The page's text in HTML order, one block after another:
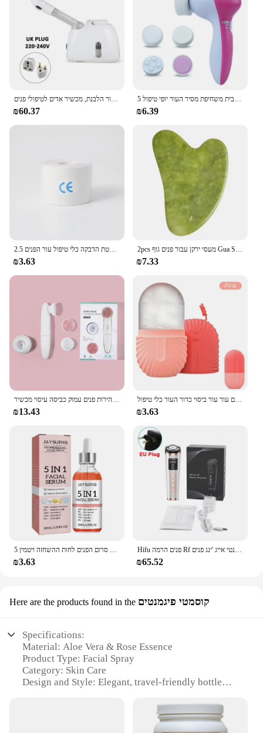
אוזון ספינת פנים חם ערפל אדים עבור פנים עמוק ניקוי מאדה מרסס סלון בית ספא טיפוח עור הלבנת, מכשיר אדים לטיפולי פנים
₪60.37
5 ב 1 פנים ניקוי פנים נקבובית ניקוי פנים מעסה חשמלית עמוק ניקוי מברשת נקבובית משחיפת מסיר העור יופי טיפול
₪6.39
₪3.63 ₪7.33
₪13.43
קוביית קרח פנים עובש סיליקון הקפאה יופי הרמת קרח כלי פנים עור עור כיסוי כדור העור כלי טיפול
₪3.63
₪3.63 ₪65.52
Here are the products found in the קוסמטי פיגמנטים
Specifications:
Material: Aloe Vera & Rose Essence
Product Type: Facial Spray
Category: Skin Care
Design and Style: Elegant, travel-friendly bottle
Typical Adaptive Scenario: Suitable for daily use,
post-makeup application, or as a refreshing mist